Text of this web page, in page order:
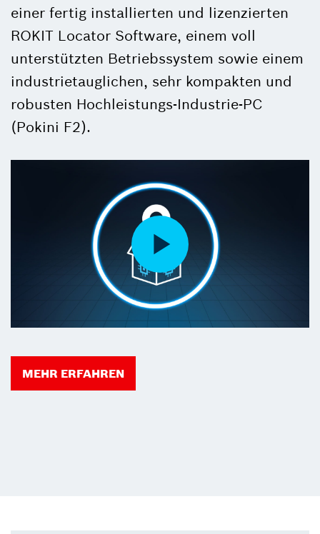
einer fertig installierten und lizenzierten
ROKIT Locator Software, einem voll
unterstützten Betriebssystem sowie einem
industrietauglichen, sehr kompakten und
robusten Hochleistungs-Industrie-PC
(Pokini F2).
MEHR ERFAHREN